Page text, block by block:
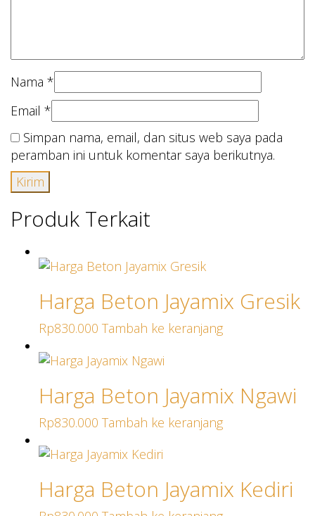
Nama *
Email *
Simpan nama, email, dan situs web saya pada
peramban ini untuk komentar saya berikutnya.
Produk Terkait
Harga Beton Jayamix Gresik
Rp830.000 Tambah ke keranjang
Harga Beton Jayamix Ngawi
Rp830.000 Tambah ke keranjang
Harga Beton Jayamix Kediri